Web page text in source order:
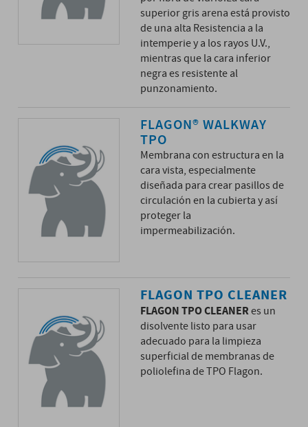
superior gris arena está provisto
de una alta Resistencia a la
intemperie y a los rayos U.V.,
mientras que la cara inferior
negra es resistente al
punzonamiento.
FLAGON® WALKWAY
TPO
Membrana con estructura en la
cara vista, especialmente
diseñada para crear pasillos de
circulación en la cubierta y así
proteger la
impermeabilización.
FLAGON TPO CLEANER
FLAGON TPO CLEANERes un
disolvente listo para usar
adecuado para la limpieza
superficial de membranas de
poliolefina de TPO Flagon.